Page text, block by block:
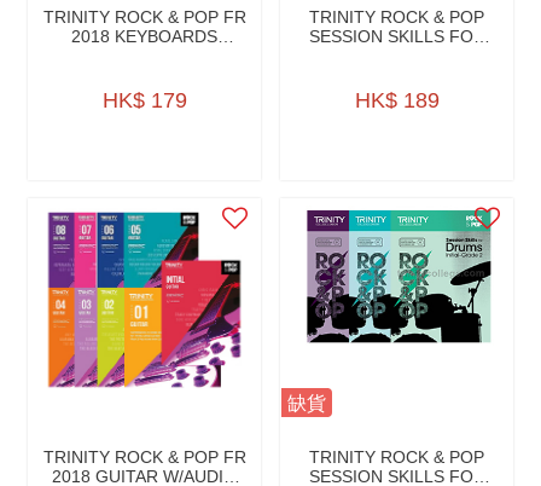
TRINITY ROCK & POP FR
2018 KEYBOARDS
HK$ 179
TRINITY ROCK & POP
SESSION SKILLS FOR
HK$ 189
TRINITY ROCK & POP FR
2018 GUITAR W/AUDIO
缺貨
TRINITY ROCK & POP
SESSION SKILLS FOR